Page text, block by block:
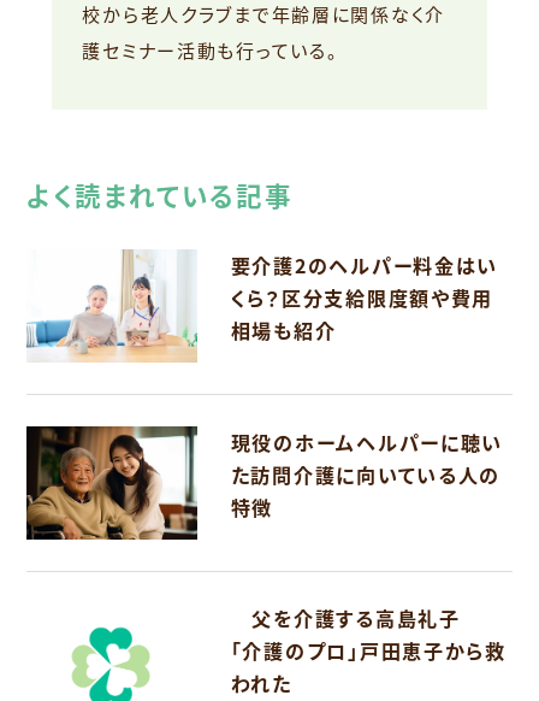
校から老人クラブまで年齢層に関係なく介
護セミナー活動も行っている。
よく読まれている記事
要介護2のヘルパー料金はい
くら？区分支給限度額や費用
相場も紹介
現役のホームヘルパーに聴い
た訪問介護に向いている人の
特徴
父を介護する高島礼子
「介護のプロ」戸田恵子から救
われた